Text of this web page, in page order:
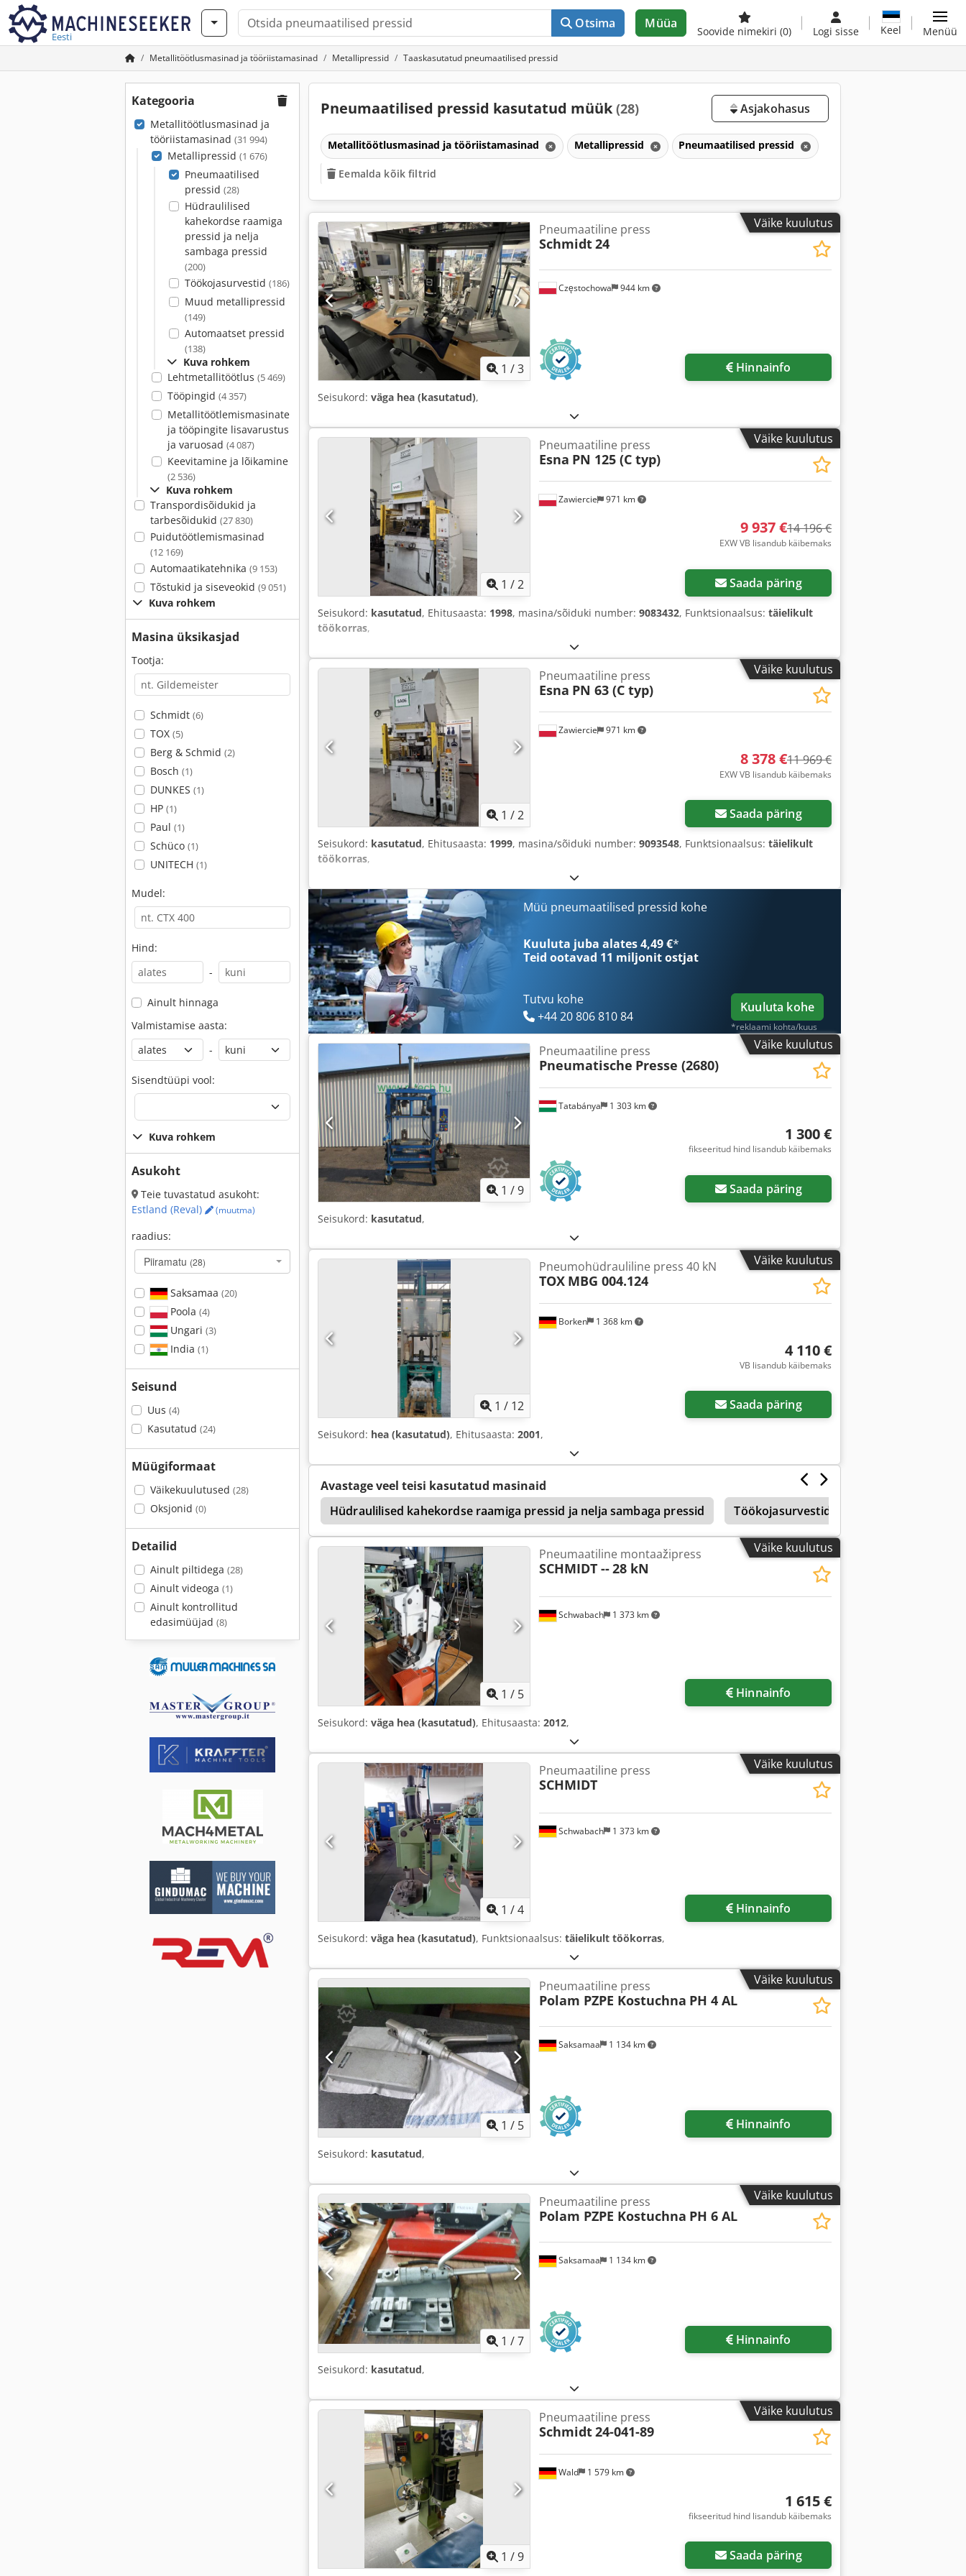
Eesti
Otsima Müüa
Soovide nimekiri (0) Logi sisse Keel Menüü
Metallitöötlusmasinad ja tööriistamasinad Metallipressid Taaskasutatud pneumaatilised pressid
Kategooria
Metallitöötlusmasinad ja
tööriistamasinad (31 994)
Metallipressid (1 676)
Pneumaatilised
pressid (28)
Hüdraulilised
kahekordse raamiga
pressid ja nelja
sambaga pressid
(200)
Töökojasurvestid (186)
Muud metallipressid
(149)
Automaatset pressid
(138)
Kuva rohkem
Lehtmetallitöötlus (5 469)
Tööpingid (4 357)
Metallitöötlemismasinate
ja tööpingite lisavarustus
ja varuosad (4 087)
Keevitamine ja lõikamine
(2 536)
Kuva rohkem
Transpordisõidukid ja
tarbesõidukid (27 830)
Puidutöötlemismasinad
(12 169)
Automaatikatehnika (9 153)
Tõstukid ja siseveokid (9 051)
Kuva rohkem
Masina üksikasjad
Tootja:
Schmidt (6)
TOX (5)
Berg & Schmid (2)
Bosch (1)
DUNKES (1)
HP (1)
Paul (1)
Schüco (1)
UNITECH (1)
Mudel:
Hind:
-
Ainult hinnaga
Valmistamise aasta:
-
Sisendtüüpi vool:
Kuva rohkem
Asukoht
Teie tuvastatud asukoht:
Estland (Reval)
(muutma)
raadius:
Piiramatu (28)
Saksamaa (20)
Poola (4)
Ungari (3)
India (1)
Seisund
Uus (4)
Kasutatud (24)
Müügiformaat
Väikekuulutused (28)
Oksjonid (0)
Detailid
Ainult piltidega (28)
Ainult videoga (1)
Ainult kontrollitud
edasimüüjad (8)
Pneumaatilised pressid kasutatud müük (28) Asjakohasus
Metallitöötlusmasinad ja tööriistamasinad Metallipressid Pneumaatilised pressid
Eemalda kõik filtrid
Väike kuulutus
1 /3
Częstochowa 944 km
Pneumaatiline press
Schmidt24
Hinnainfo
Seisukord: väga hea (kasutatud),
Väike kuulutus
Küsi lisapilte
1 /2
Zawiercie 971 km
Pneumaatiline press
Esna PN 125 (C typ)
9 937 €14 196 €
EXW VB lisandub käibemaks
Saada päring
Seisukord: kasutatud, Ehitusaasta: 1998, masina/sõiduki number: 9083432, Funktsionaalsus: täielikult
töökorras,
Väike kuulutus
Küsi lisapilte
1 /2
Zawiercie 971 km
Pneumaatiline press
Esna PN 63 (C typ)
8 378 €11 969 €
EXW VB lisandub käibemaks
Saada päring
Seisukord: kasutatud, Ehitusaasta: 1999, masina/sõiduki number: 9093548, Funktsionaalsus: täielikult
töökorras,
Müü pneumaatilised pressid kohe
Kuuluta juba alates 4,49 €*
Teid ootavad 11 miljonit ostjat
Tutvu kohe
+44 20 806 810 84
Kuuluta kohe
*reklaami kohta/kuus
Väike kuulutus
1 /9
Tatabánya 1 303 km
Pneumaatiline press
Pneumatische Presse (2680)
1 300 €
fikseeritud hind lisandub käibemaks
Saada päring
Seisukord: kasutatud,
Väike kuulutus
1 / 12
Borken 1 368 km
Pneumohüdrauliline press 40 kN
TOX MBG 004.124
4 110 €
VB lisandub käibemaks
Saada päring
Seisukord: hea (kasutatud), Ehitusaasta: 2001,
Avastage veel teisi kasutatud masinaid
Hüdraulilised kahekordse raamiga pressid ja nelja sambaga pressid
Töökojasurvestid
Võite Vajutada Pneumaatilise
Väike kuulutus
1 / 5
Schwabach 1 373 km
Pneumaatiline montaažipress
SCHMIDT --28 kN
Hinnainfo
Seisukord: väga hea (kasutatud), Ehitusaasta: 2012,
Väike kuulutus
1 /4
Schwabach 1 373 km
Pneumaatiline press
SCHMIDT
Hinnainfo
Seisukord: väga hea (kasutatud), Funktsionaalsus: täielikult töökorras,
Väike kuulutus
1 / 5
Saksamaa 1 134 km
Pneumaatiline press
Polam PZPE Kostuchna PH 4 AL
Hinnainfo
Seisukord: kasutatud,
Väike kuulutus
1 /7
Saksamaa 1 134 km
Pneumaatiline press
Polam PZPE Kostuchna PH 6 AL
Hinnainfo
Seisukord: kasutatud,
Väike kuulutus
1 /9
Wald 1 579 km
Pneumaatiline press
Schmidt24-041-89
1 615 €
fikseeritud hind lisandub käibemaks
Saada päring